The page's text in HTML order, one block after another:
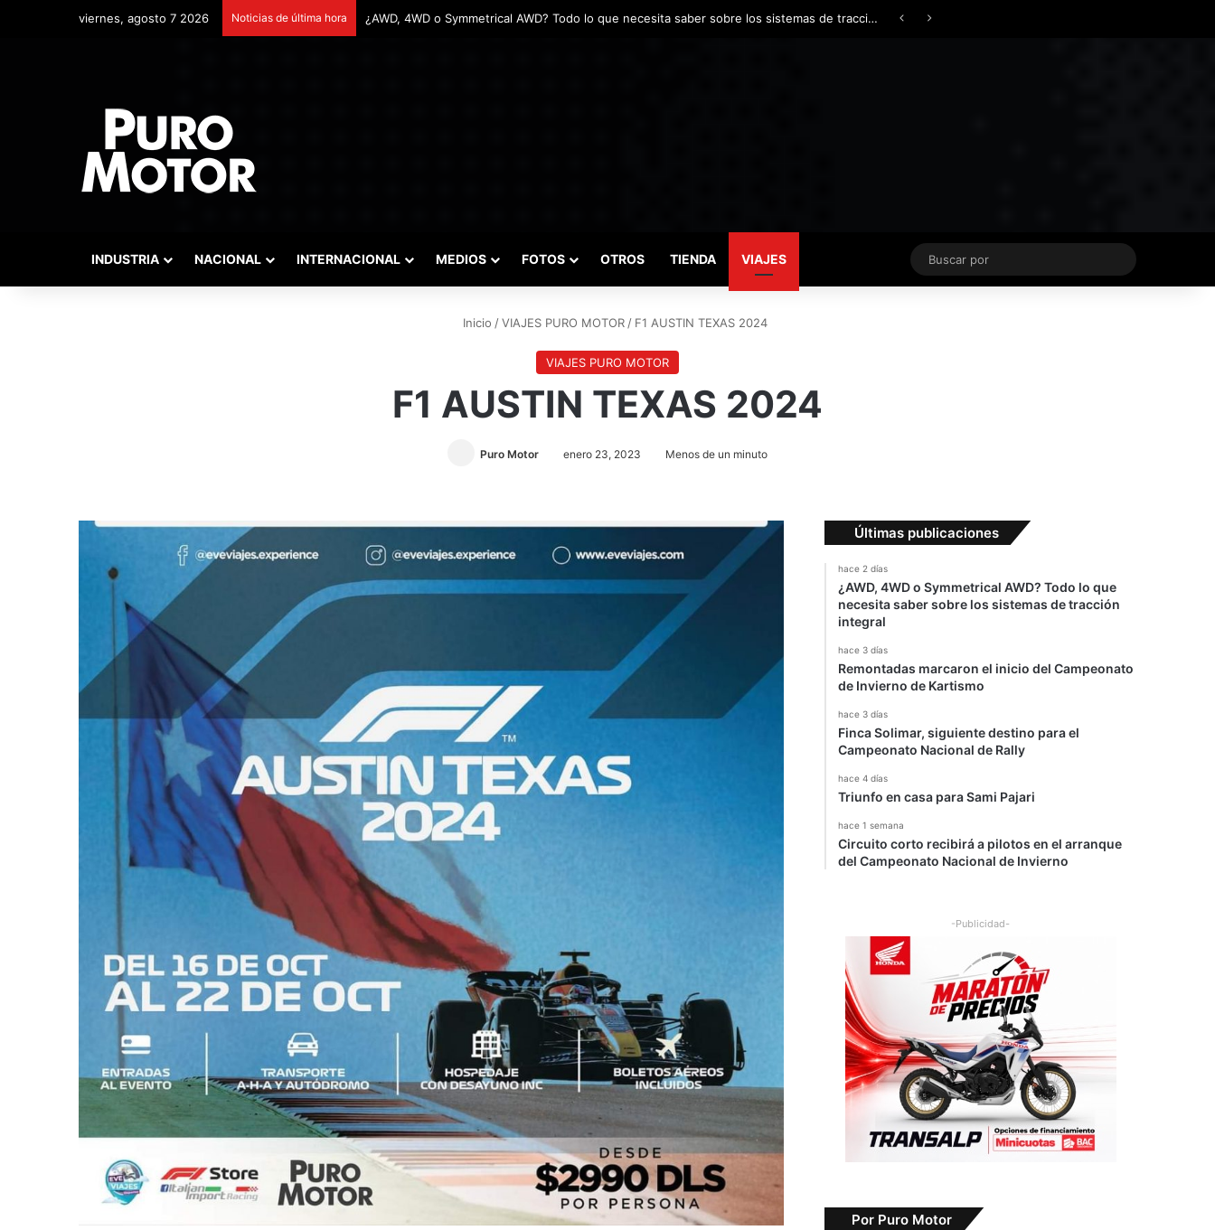
viernes, agosto 7 2026 Noticias de última hora Remontadas marcaron el inicio del Campeonato de Invierno de Kartismo
INDUSTRIA NACIONAL INTERNACIONAL MEDIOS FOTOS OTROS TIENDA VIAJES
Buscar
por
Inicio /VIAJES PURO MOTOR / F1 AUSTIN TEXAS 2024
VIAJES PURO MOTOR
F1 AUSTIN TEXAS 2024
Puro Motor enero 23, 2023 Menos de un minuto
Últimas publicaciones
hace 2 días
¿AWD, 4WD o Symmetrical AWD? Todo lo que
necesita saber sobre los sistemas de tracción
integral
hace 3 días
Remontadas marcaron el inicio del Campeonato
de Invierno de Kartismo
hace 3 días
Finca Solimar, siguiente destino para el
Campeonato Nacional de Rally
hace 4 días
Triunfo en casa para Sami Pajari
hace 1 semana
Circuito corto recibirá a pilotos en el arranque
del Campeonato Nacional de Invierno
-Publicidad-
Por Puro Motor